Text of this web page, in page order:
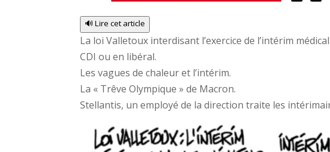
🔊 Lire cet article
La loi Valletoux interdisant l’exercice de l’intérim
CDI ou en libéral.
Les vagues de chaleur et l’intérim.
La « Trêve Olympique » de Macron.
Stellantis, un employé de la direction traite les